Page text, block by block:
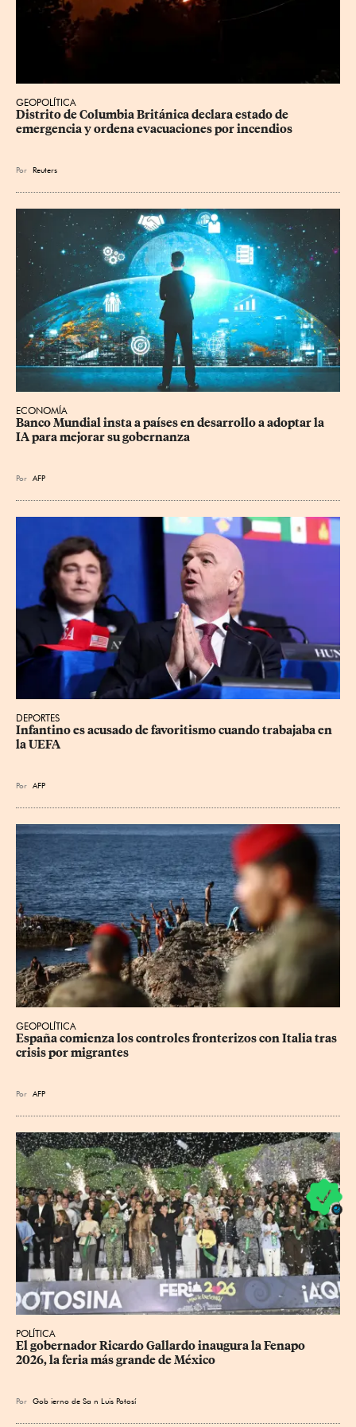
GEOPOLÍTICA
Distrito de Columbia Británica declara estado de
emergencia y ordena evacuaciones por incendios
Por Reuters
ECONOMÍA
Banco Mundial insta a países en desarrollo a adoptar la
IA para mejorar su gobernanza
Por AFP
DEPORTES
Infantino es acusado de favoritismo cuando trabajaba en
la UEFA
Por AFP
GEOPOLÍTICA
España comienza los controles fronterizos con Italia tras
crisis por migrantes
Por AFP
POLÍTICA
​El gobernador Ricardo Gallardo inaugura la Fenapo
2026, la feria más grande de México
Por Gob ierno de Sa n Luis Potosí